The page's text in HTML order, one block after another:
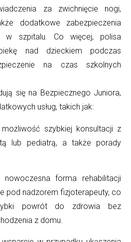
za zwichnięcie nogi,
dodatkowe zabezpieczenia
w szpitalu. Co więcej, polisa
nad dzieckiem podczas
na czas szkolnych
się na Bezpiecznego Juniora,
usług, takich jak:
szybkiej konsultacji z
lub pediatrą, a także porady
nowoczesna forma rehabilitacji
pod nadzorem fizjoterapeuty, co
powrót do zdrowia bez
z domu.